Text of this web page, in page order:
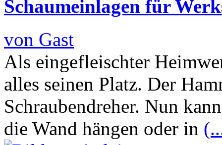
Schaumeinlagen für
von Gast
Als eingefleischter
alles seinen Platz. Der
Schraubendreher. Nun
die Wand hängen oder in